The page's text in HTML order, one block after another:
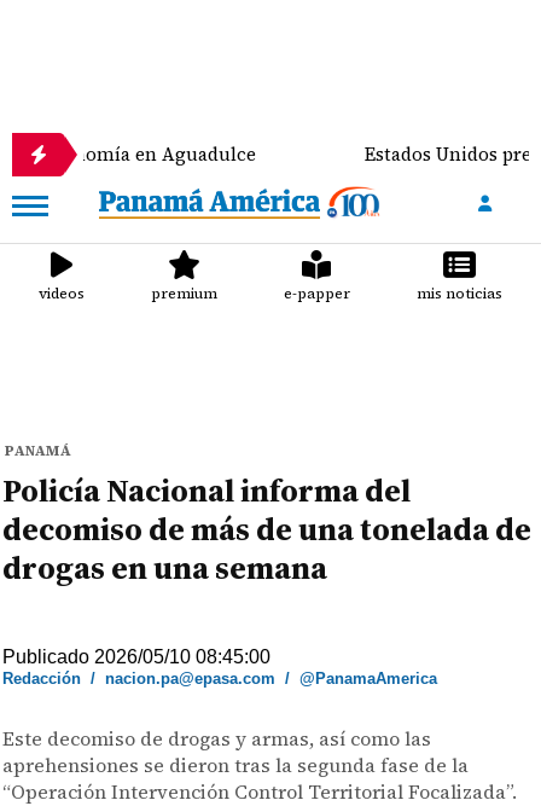
en Aguadulce Estados Unidos prevé
videos premium e-papper mis noticias
PANAMÁ
Policía Nacional informa del
decomiso de más de una tonelada de
drogas en una semana
Publicado 2026/05/10 08:45:00
Redacción /nacion.pa@epasa.com /@PanamaAmerica
Este decomiso de drogas y armas, así como las
aprehensiones se dieron tras la segunda fase de la
“Operación Intervención Control Territorial Focalizada”.